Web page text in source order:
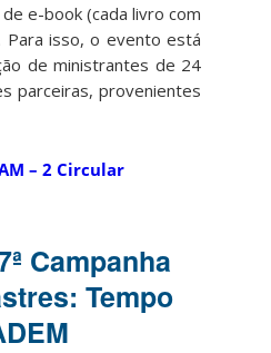
e-book (cada livro com
isso, o evento está
de ministrantes de 24
parceiras, provenientes
– 2 Circular
Campanha
Tempo